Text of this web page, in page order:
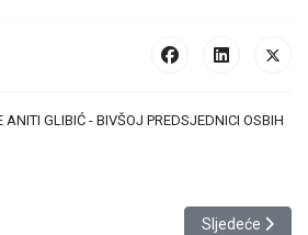
GLIBIĆ - BIVŠOJ PREDSJEDNICI OSBIH
članovima OSFBiH Sljedeći članak:
Sljedeće